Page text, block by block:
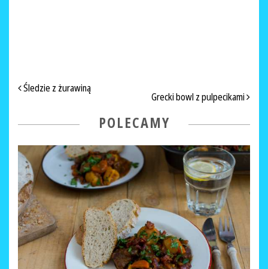
NAWIGACJA PO ARTYKUŁACH
Śledzie z żurawiną
Grecki bowl z pulpecikami
POLECAMY